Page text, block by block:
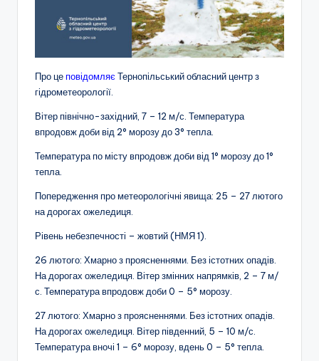
Про цеповідомляєТернопільський обласний центр з
гідрометеорології.
Вітер північно-західний, 7 – 12 м/с. Температура
впродовж доби від 2° морозу до 3° тепла.
Температура по місту впродовж доби від 1° морозу до 1°
тепла.
Попередження про метеорологічні явища: 25 – 27 лютого
на дорогах ожеледиця.
Рівень небезпечності – жовтий (НМЯ 1).
26 лютого: Хмарно з проясненнями. Без істотних опадів.
На дорогах ожеледиця. Вітер змінних напрямків, 2 – 7 м/
с. Температура впродовж доби 0 – 5° морозу.
27 лютого: Хмарно з проясненнями. Без істотних опадів.
На дорогах ожеледиця. Вітер південний, 5 – 10 м/с.
Температура вночі 1 – 6° морозу, вдень 0 – 5° тепла.